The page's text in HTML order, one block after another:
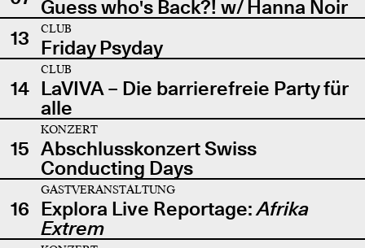
Guess who's Back?! w/ Hanna Noir
13
CLUB
Friday Psyday
14
CLUB
LaVIVA – Die barrierefreie Party für
alle
15
KONZERT
Abschlusskonzert Swiss
Conducting Days
16
GASTVERANSTALTUNG
Explora Live Reportage:Afrika
Extrem